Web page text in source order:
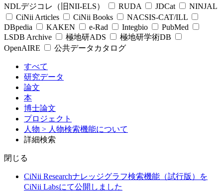
NDLデジコレ（旧NII-ELS）
RUDA JDCat
NINJAL
CiNii Articles
CiNii Books
NACSIS-CAT/ILL
DBpedia
KAKEN e-Rad Integbio
PubMed
LSDB Archive
極地研ADS
極地研学術DB
OpenAIRE
公共データカタログ
すべて
研究データ
論文
本
博士論文
プロジェクト
人物 > 人物検索機能について
詳細検索
閉じる
CiNii Researchナレッジグラフ検索機能（試行版）を
CiNii Labsにて公開しました